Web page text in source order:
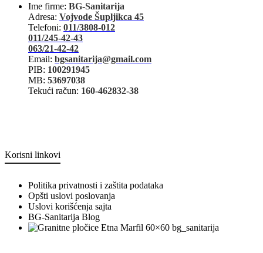
Ime firme: BG-Sanitarija
Adresa: Vojvode Šupljikca 45
Telefoni: 011/3808-012
011/245-42-43
063/21-42-42
Email: bgsanitarija@gmail.com
PIB: 100291945
MB: 53697038
Tekući račun: 160-462832-38
Korisni linkovi
Politika privatnosti i zaštita podataka
Opšti uslovi poslovanja
Uslovi korišćenja sajta
BG-Sanitarija Blog
bg_sanitarija